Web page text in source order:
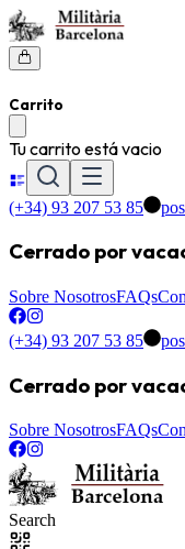
Carrito
Tu carrito está vacio
(+34) 93 207 53 85
Cerrado por
Sobre NosotrosFAQs
(+34) 93 207 53 85
Cerrado por
Sobre NosotrosFAQs
Search